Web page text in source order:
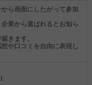
ら画面にしたがって参加
業から選ばれるとお知ら
きます。
や口コミを自由に表現し